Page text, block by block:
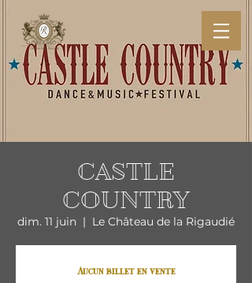
CASTLE
COUNTRY
dim. 11 juin
  |
Le Château de la Rigaudié
Aucun billet en vente